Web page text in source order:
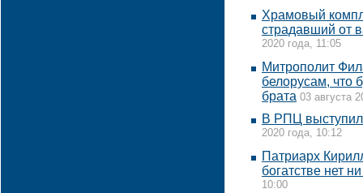
Храмовый
страдавший от
2020 года, 11:05
Митрополит
белорусам, что
брата 03 августа
В РПЦ
2020 года, 10:12
Патриарх
богатстве нет
10:00